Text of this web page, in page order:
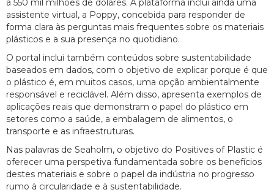
a 550 mil milhões de dólares. A plataforma inclui ainda uma
assistente virtual, a Poppy, concebida para responder de
forma clara às perguntas mais frequentes sobre os materiais
plásticos e a sua presença no quotidiano.
O portal inclui também conteúdos sobre sustentabilidade
baseados em dados, com o objetivo de explicar porque é que
o plástico é, em muitos casos, uma opção ambientalmente
responsável e reciclável. Além disso, apresenta exemplos de
aplicações reais que demonstram o papel do plástico em
setores como a saúde, a embalagem de alimentos, o
transporte e as infraestruturas.
Nas palavras de Seaholm, o objetivo do Positives of Plastic é
oferecer uma perspetiva fundamentada sobre os benefícios
destes materiais e sobre o papel da indústria no progresso
rumo à circularidade e à sustentabilidade.